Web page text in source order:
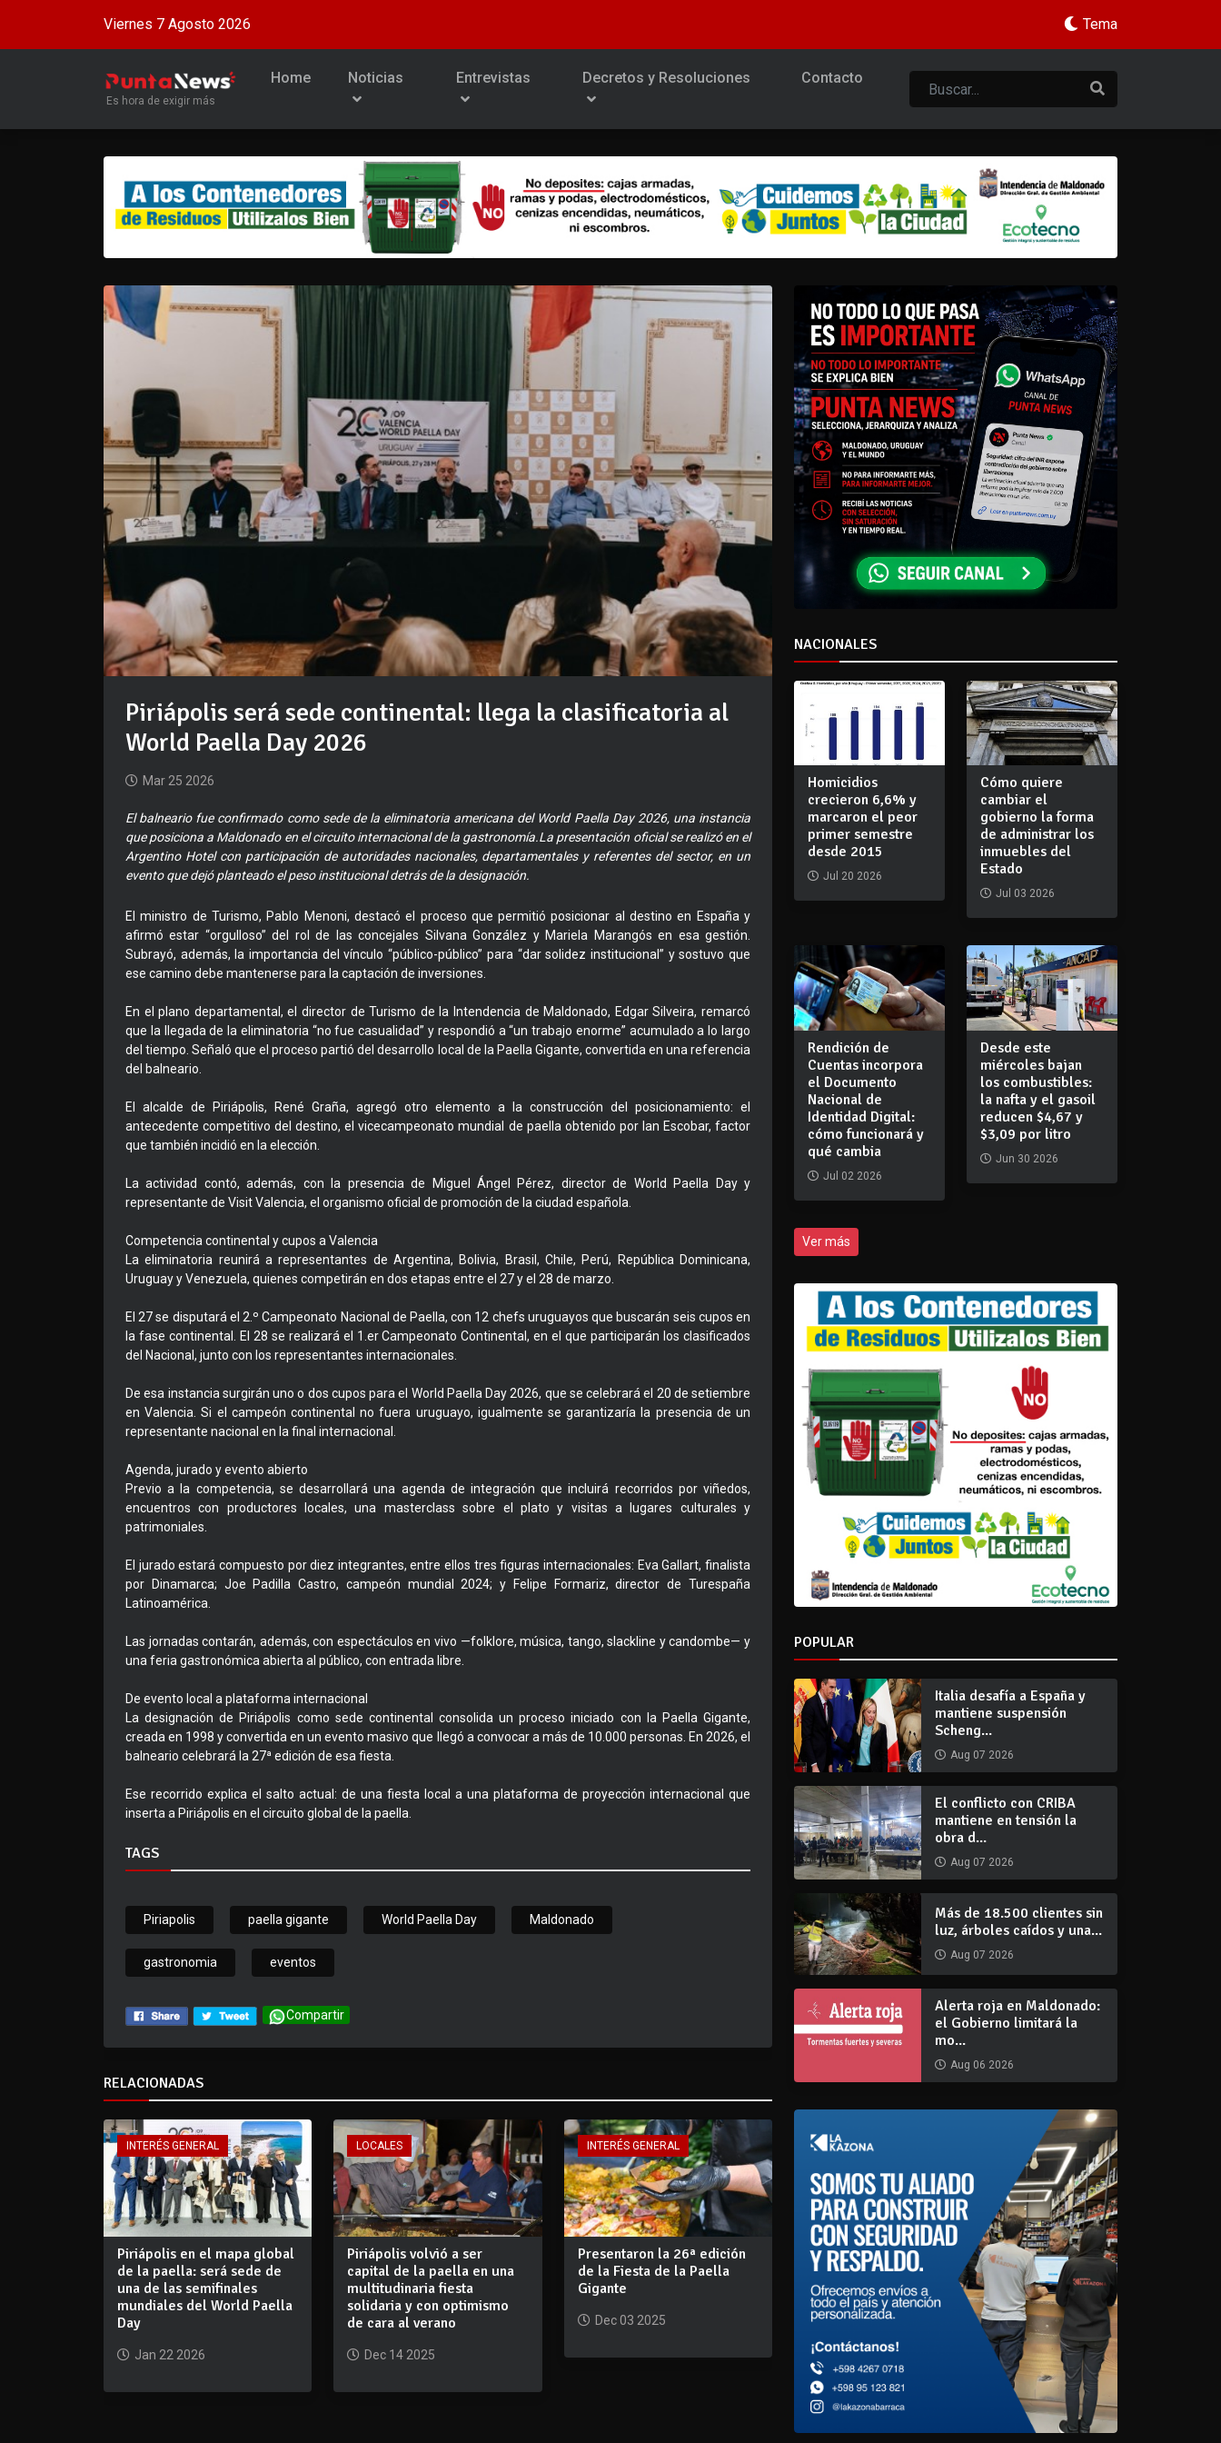
Viernes 7 Agosto 2026 Tema
Es hora de exigir más
Home Noticias Entrevistas Decretos y Resoluciones Contacto
Piriápolis será sede continental: llega la clasificatoria al
World Paella Day 2026
Mar 25 2026
El balneario fue confirmado como sede de la eliminatoria americana del World Paella Day 2026, una instancia
que posiciona a Maldonado en el circuito internacional de la gastronomía.La presentación oficial se realizó en el
Argentino Hotel con participación de autoridades nacionales, departamentales y referentes del sector, en un
evento que dejó planteado el peso institucional detrás de la designación.
El ministro de Turismo, Pablo Menoni, destacó el proceso que permitió posicionar al destino en España y
afirmó estar “orgulloso” del rol de las concejales Silvana González y Mariela Marangós en esa gestión.
Subrayó, además, la importancia del vínculo “público-público” para “dar solidez institucional” y sostuvo que
ese camino debe mantenerse para la captación de inversiones.
En el plano departamental, el director de Turismo de la Intendencia de Maldonado, Edgar Silveira, remarcó
que la llegada de la eliminatoria “no fue casualidad” y respondió a “un trabajo enorme” acumulado a lo largo
del tiempo. Señaló que el proceso partió del desarrollo local de la Paella Gigante, convertida en una referencia
del balneario.
El alcalde de Piriápolis, René Graña, agregó otro elemento a la construcción del posicionamiento: el
antecedente competitivo del destino, el vicecampeonato mundial de paella obtenido por Ian Escobar, factor
que también incidió en la elección.
La actividad contó, además, con la presencia de Miguel Ángel Pérez, director de World Paella Day y
representante de Visit Valencia, el organismo oficial de promoción de la ciudad española.
Competencia continental y cupos a Valencia
La eliminatoria reunirá a representantes de Argentina, Bolivia, Brasil, Chile, Perú, República Dominicana,
Uruguay y Venezuela, quienes competirán en dos etapas entre el 27 y el 28 de marzo.
El 27 se disputará el 2.º Campeonato Nacional de Paella, con 12 chefs uruguayos que buscarán seis cupos en
la fase continental. El 28 se realizará el 1.er Campeonato Continental, en el que participarán los clasificados
del Nacional, junto con los representantes internacionales.
De esa instancia surgirán uno o dos cupos para el World Paella Day 2026, que se celebrará el 20 de setiembre
en Valencia. Si el campeón continental no fuera uruguayo, igualmente se garantizaría la presencia de un
representante nacional en la final internacional.
Agenda, jurado y evento abierto
Previo a la competencia, se desarrollará una agenda de integración que incluirá recorridos por viñedos,
encuentros con productores locales, una masterclass sobre el plato y visitas a lugares culturales y
patrimoniales.
El jurado estará compuesto por diez integrantes, entre ellos tres figuras internacionales: Eva Gallart, finalista
por Dinamarca; Joe Padilla Castro, campeón mundial 2024; y Felipe Formariz, director de Turespaña
Latinoamérica.
Las jornadas contarán, además, con espectáculos en vivo —folklore, música, tango, slackline y candombe— y
una feria gastronómica abierta al público, con entrada libre.
De evento local a plataforma internacional
La designación de Piriápolis como sede continental consolida un proceso iniciado con la Paella Gigante,
creada en 1998 y convertida en un evento masivo que llegó a convocar a más de 10.000 personas. En 2026, el
balneario celebrará la 27ª edición de esa fiesta.
Ese recorrido explica el salto actual: de una fiesta local a una plataforma de proyección internacional que
inserta a Piriápolis en el circuito global de la paella.
TAGS
Piriapolis paella gigante World Paella Day Maldonado
gastronomia eventos
Compartir
RELACIONADAS
INTERÉS GENERAL
Piriápolis en el mapa global
de la paella: será sede de
una de las semifinales
mundiales del World Paella
Day
Jan 22 2026
LOCALES
Piriápolis volvió a ser
capital de la paella en una
multitudinaria fiesta
solidaria y con optimismo
de cara al verano
Dec 14 2025
INTERÉS GENERAL
Presentaron la 26ª edición
de la Fiesta de la Paella
Gigante
Dec 03 2025
NACIONALES
Homicidios
crecieron 6,6% y
marcaron el peor
primer semestre
desde 2015
Jul 20 2026
Cómo quiere
cambiar el
gobierno la forma
de administrar los
inmuebles del
Estado
Jul 03 2026
Rendición de
Cuentas incorpora
el Documento
Nacional de
Identidad Digital:
cómo funcionará y
qué cambia
Jul 02 2026
Desde este
miércoles bajan
los combustibles:
la nafta y el gasoil
reducen $4,67 y
$3,09 por litro
Jun 30 2026
Ver más
POPULAR
Italia desafía a España y
mantiene suspensión
Scheng...
Aug 07 2026
El conflicto con CRIBA
mantiene en tensión la
obra d...
Aug 07 2026
Más de 18.500 clientes sin
luz, árboles caídos y una...
Aug 07 2026
Alerta roja en Maldonado:
el Gobierno limitará la
mo...
Aug 06 2026